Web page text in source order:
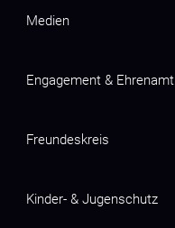
Medien
Engagement & Ehrenamt
Freundeskreis
Kinder- & Jugenschutz